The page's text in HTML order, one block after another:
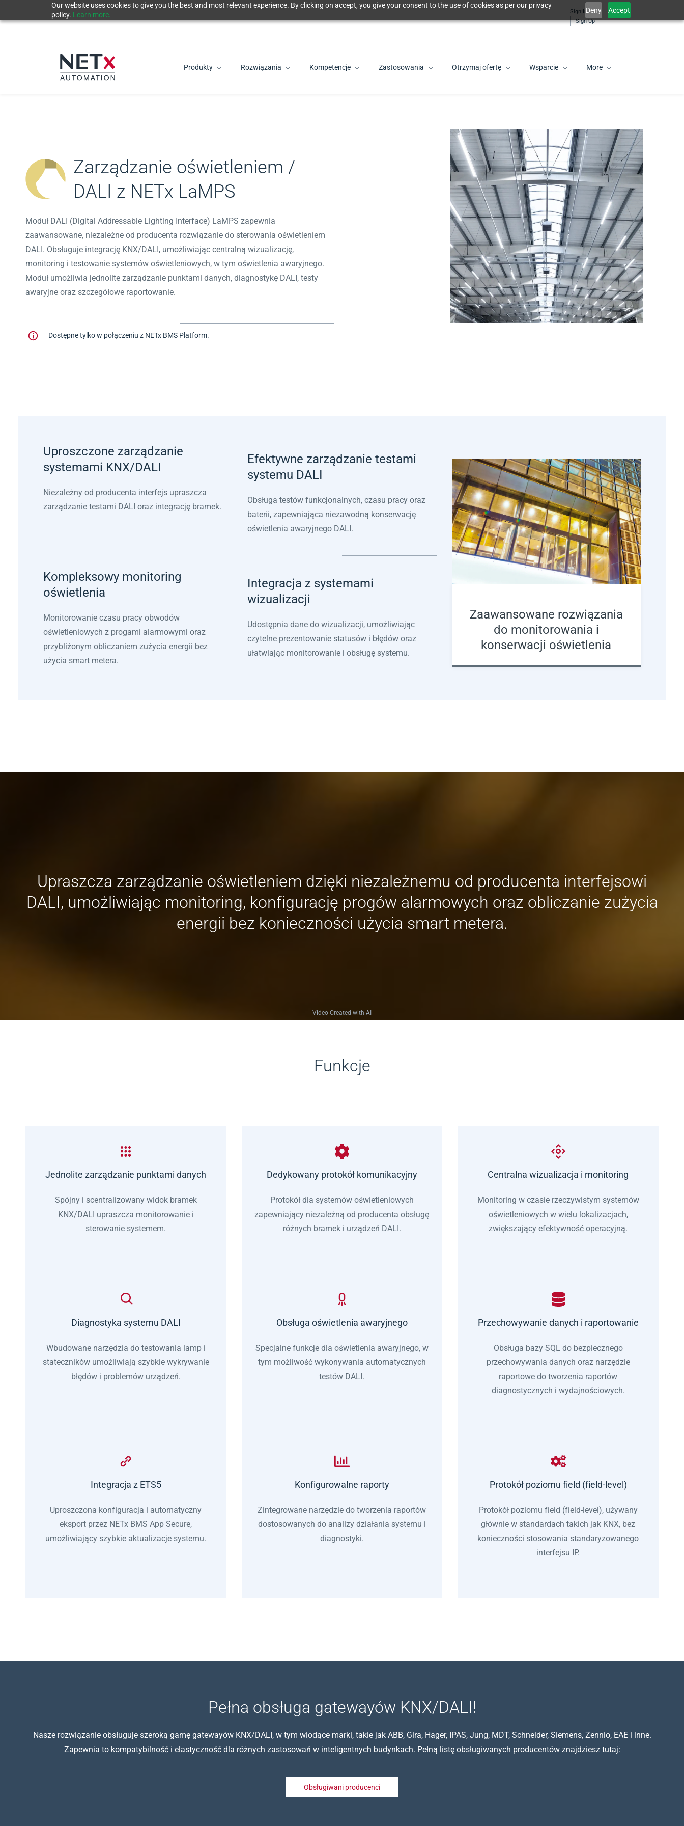
Our website uses cookies to give you the best and most relevant experience. By clicking on accept, you give your consent to the use of cookies as per our privacy
policy. Learn more.
Deny Accept
to
Sign In
Sign Up
Produkty Rozwiązania Kompetencje Zastosowania Otrzymaj ofertę Wsparcie More
Zarządzanie oświetleniem /
DALI z NETx LaMPS
Moduł DALI (Digital Addressable Lighting Interface) LaMPS zapewnia
zaawansowane, niezależne od producenta rozwiązanie do sterowania oświetleniem
DALI. Obsługuje integrację KNX/DALI, umożliwiając centralną wizualizację,
monitoring i testowanie systemów oświetleniowych, w tym oświetlenia awaryjnego.
Moduł umożliwia jednolite zarządzanie punktami danych, diagnostykę DALI, testy
awaryjne oraz szczegółowe raportowanie.
Dostępne tylko w połączeniu z NETx BMS Platform.
Uproszczone zarządzanie
systemami KNX/DALI
Niezależny od producenta interfejs upraszcza
zarządzanie testami DALI oraz integrację bramek.
Kompleksowy monitoring
oświetlenia
Monitorowanie czasu pracy obwodów
oświetleniowych z progami alarmowymi oraz
przybliżonym obliczaniem zużycia energii bez
użycia smart metera.
Efektywne zarządzanie testami
systemu DALI
Obsługa testów funkcjonalnych, czasu pracy oraz
baterii, zapewniająca niezawodną konserwację
oświetlenia awaryjnego DALI.
Integracja z systemami
wizualizacji
Udostępnia dane do wizualizacji, umożliwiając
czytelne prezentowanie statusów i błędów oraz
ułatwiając monitorowanie i obsługę systemu.
Zaawansowane rozwiązania
do monitorowania i
konserwacji oświetlenia
Upraszcza zarządzanie oświetleniem dzięki niezależnemu od producenta interfejsowi
DALI, umożliwiając monitoring, konfigurację progów alarmowych oraz obliczanie zużycia
energii bez konieczności użycia smart metera.
Video Created with AI
Funkcje
Jednolite zarządzanie punktami danych
Spójny i scentralizowany widok bramek
KNX/DALI upraszcza monitorowanie i
sterowanie systemem.
Dedykowany protokół komunikacyjny
Protokół dla systemów oświetleniowych
zapewniający niezależną od producenta obsługę
różnych bramek i urządzeń DALI.
Centralna wizualizacja i monitoring
Monitoring w czasie rzeczywistym systemów
oświetleniowych w wielu lokalizacjach,
zwiększający efektywność operacyjną.
Diagnostyka systemu DALI
Wbudowane narzędzia do testowania lamp i
stateczników umożliwiają szybkie wykrywanie
błędów i problemów urządzeń.
Obsługa oświetlenia awaryjnego
Specjalne funkcje dla oświetlenia awaryjnego, w
tym możliwość wykonywania automatycznych
testów DALI.
Przechowywanie danych i raportowanie
Obsługa bazy SQL do bezpiecznego
przechowywania danych oraz narzędzie
raportowe do tworzenia raportów
diagnostycznych i wydajnościowych.
Integracja z ETS5
Uproszczona konfiguracja i automatyczny
eksport przez NETx BMS App Secure,
umożliwiający szybkie aktualizacje systemu.
Konfigurowalne raporty
Zintegrowane narzędzie do tworzenia raportów
dostosowanych do analizy działania systemu i
diagnostyki.
Protokół poziomu field (field-level)
Protokół poziomu field (field-level), używany
głównie w standardach takich jak KNX, bez
konieczności stosowania standaryzowanego
interfejsu IP.
Pełna obsługa gatewayów KNX/DALI!
Nasze rozwiązanie obsługuje szeroką gamę gatewayów KNX/DALI, w tym wiodące marki, takie jak ABB, Gira, Hager, IPAS, Jung, MDT, Schneider, Siemens, Zennio, EAE i inne.
Zapewnia to kompatybilność i elastyczność dla różnych zastosowań w inteligentnych budynkach. Pełną listę obsługiwanych producentów znajdziesz tutaj:
Obsługiwani producenci